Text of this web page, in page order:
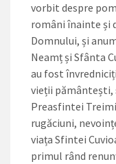
vorbit despre
români înainte și
Domnului, și
Neamț și Sfânta
au fost
vieții pământești,
Preasfintei
rugăciuni,
viața Sfintei
primul rând